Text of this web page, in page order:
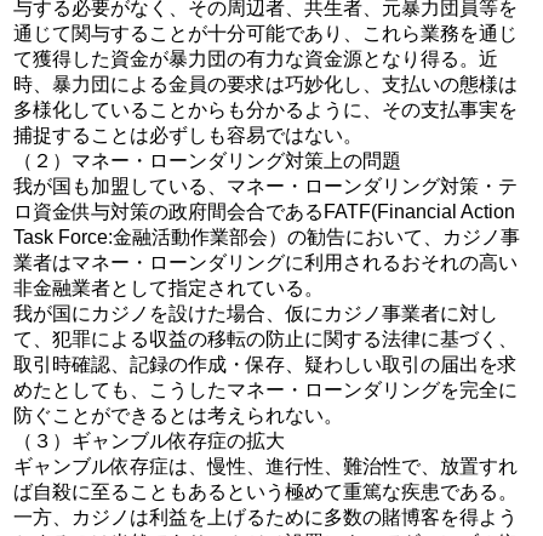
与する必要がなく、その周辺者、共生者、元暴力団員等を
通じて関与することが十分可能であり、これら業務を通じ
て獲得した資金が暴力団の有力な資金源となり得る。近
時、暴力団による金員の要求は巧妙化し、支払いの態様は
多様化していることからも分かるように、その支払事実を
捕捉することは必ずしも容易ではない。
（２）マネー・ローンダリング対策上の問題
我が国も加盟している、マネー・ローンダリング対策・テ
ロ資金供与対策の政府間会合であるFATF(Financial Action
Task Force:金融活動作業部会）の勧告において、カジノ事
業者はマネー・ローンダリングに利用されるおそれの高い
非金融業者として指定されている。
我が国にカジノを設けた場合、仮にカジノ事業者に対し
て、犯罪による収益の移転の防止に関する法律に基づく、
取引時確認、記録の作成・保存、疑わしい取引の届出を求
めたとしても、こうしたマネー・ローンダリングを完全に
防ぐことができるとは考えられない。
（３）ギャンブル依存症の拡大
ギャンブル依存症は、慢性、進行性、難治性で、放置すれ
ば自殺に至ることもあるという極めて重篤な疾患である。
一方、カジノは利益を上げるために多数の賭博客を得よう